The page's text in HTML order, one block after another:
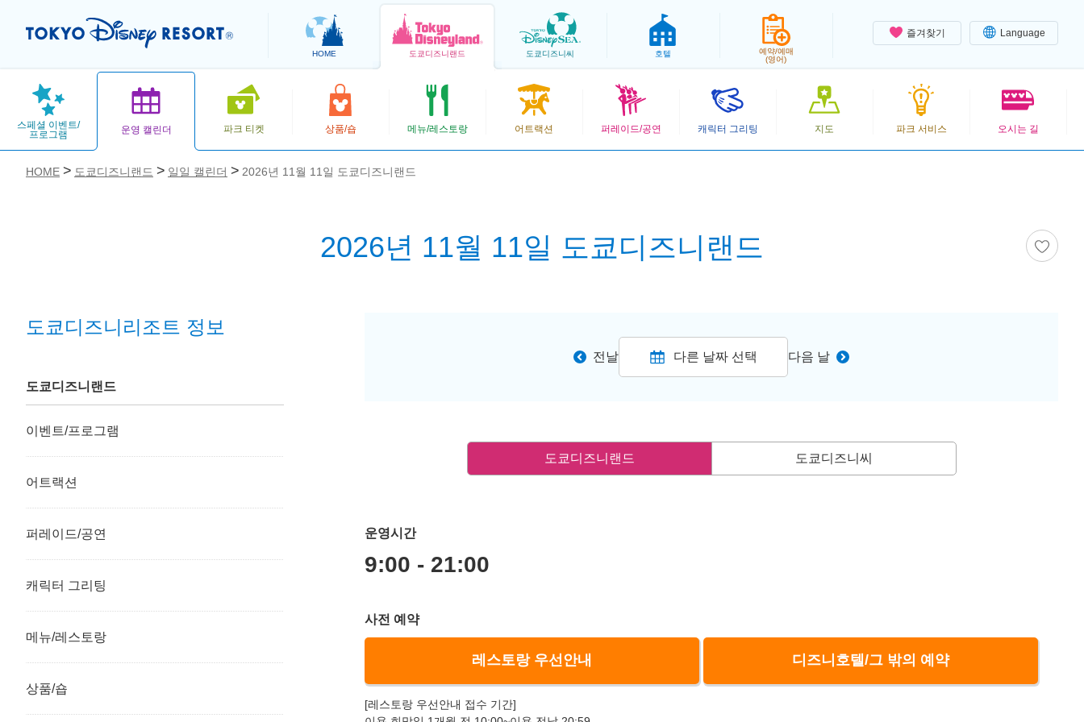
즐겨찾기 Language
HOME 도쿄디즈니랜드 도쿄디즈니씨 호텔
예약/예매
(영어)
스페셜 이벤트/
프로그램
운영 캘린더 파크 티켓 상품/숍 메뉴/레스토랑 어트랙션 퍼레이드/공연 캐릭터 그리팅 지도 파크 서비스 오시는 길
HOME 도쿄디즈니랜드 일일 캘린더 2026년 11월 11일 도쿄디즈니랜드
2026년 11월 11일 도쿄디즈니랜드
전날 다른 날짜 선택 다음 날
도쿄디즈니랜드 도쿄디즈니씨
운영시간
9:00 - 21:00
사전 예약
레스토랑 우선안내 디즈니호텔/그 밖의 예약
[레스토랑 우선안내 접수 기간]
도쿄디즈니리조트 정보
도쿄디즈니랜드
이벤트/프로그램
어트랙션
퍼레이드/공연
캐릭터 그리팅
메뉴/레스토랑
상품/숍